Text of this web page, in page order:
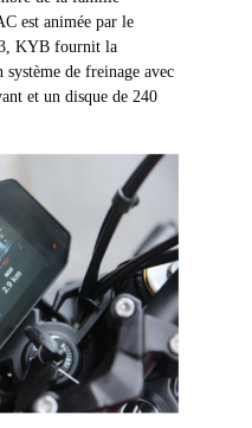
est animée par le
KYB fournit la
de freinage avec
et un disque de 240